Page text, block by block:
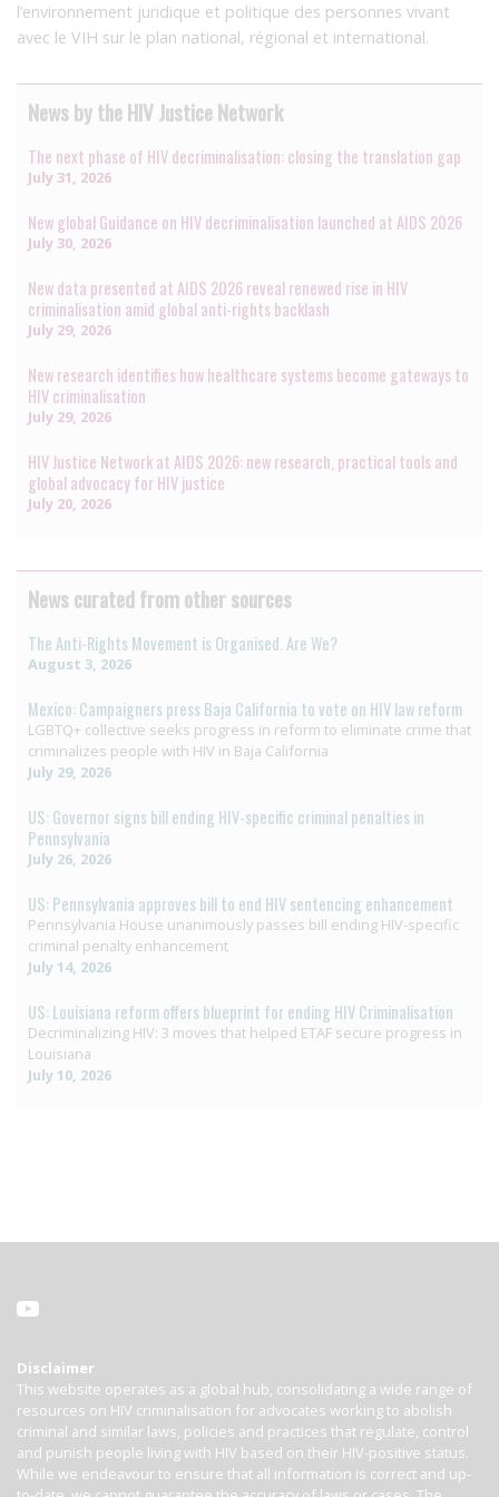
l’environnement juridique et politique des personnes vivant
avec le VIH sur le plan national, régional et international.
News by the HIV Justice Network
The next phase of HIV decriminalisation: closing the translation gap
July 31, 2026
New global Guidance on HIV decriminalisation launched at AIDS 2026
July 30, 2026
New data presented at AIDS 2026 reveal renewed rise in HIV
criminalisation amid global anti-rights backlash
July 29, 2026
New research identifies how healthcare systems become gateways to
HIV criminalisation
July 29, 2026
HIV Justice Network at AIDS 2026: new research, practical tools and
global advocacy for HIV justice
July 20, 2026
News curated from other sources
The Anti-Rights Movement is Organised. Are We?
August 3, 2026
Mexico: Campaigners press Baja California to vote on HIV law reform
LGBTQ+ collective seeks progress in reform to eliminate crime that
criminalizes people with HIV in Baja California
July 29, 2026
US: Governor signs bill ending HIV-specific criminal penalties in
Pennsylvania
July 26, 2026
US: Pennsylvania approves bill to end HIV sentencing enhancement
Pennsylvania House unanimously passes bill ending HIV-specific
criminal penalty enhancement
July 14, 2026
US: Louisiana reform offers blueprint for ending HIV Criminalisation
Decriminalizing HIV: 3 moves that helped ETAF secure progress in
Louisiana
July 10, 2026
Disclaimer
This website operates as a global hub, consolidating a wide range of
resources on HIV criminalisation for advocates working to abolish
criminal and similar laws, policies and practices that regulate, control
and punish people living with HIV based on their HIV-positive status.
While we endeavour to ensure that all information is correct and up-